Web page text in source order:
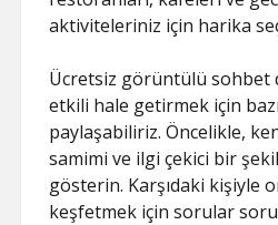
aktiviteleriniz için harika
Ücretsiz görüntülü sohbet
etkili hale getirmek için
paylaşabiliriz. Öncelikle,
samimi ve ilgi çekici bir
gösterin. Karşıdaki kişiyle
keşfetmek için sorular